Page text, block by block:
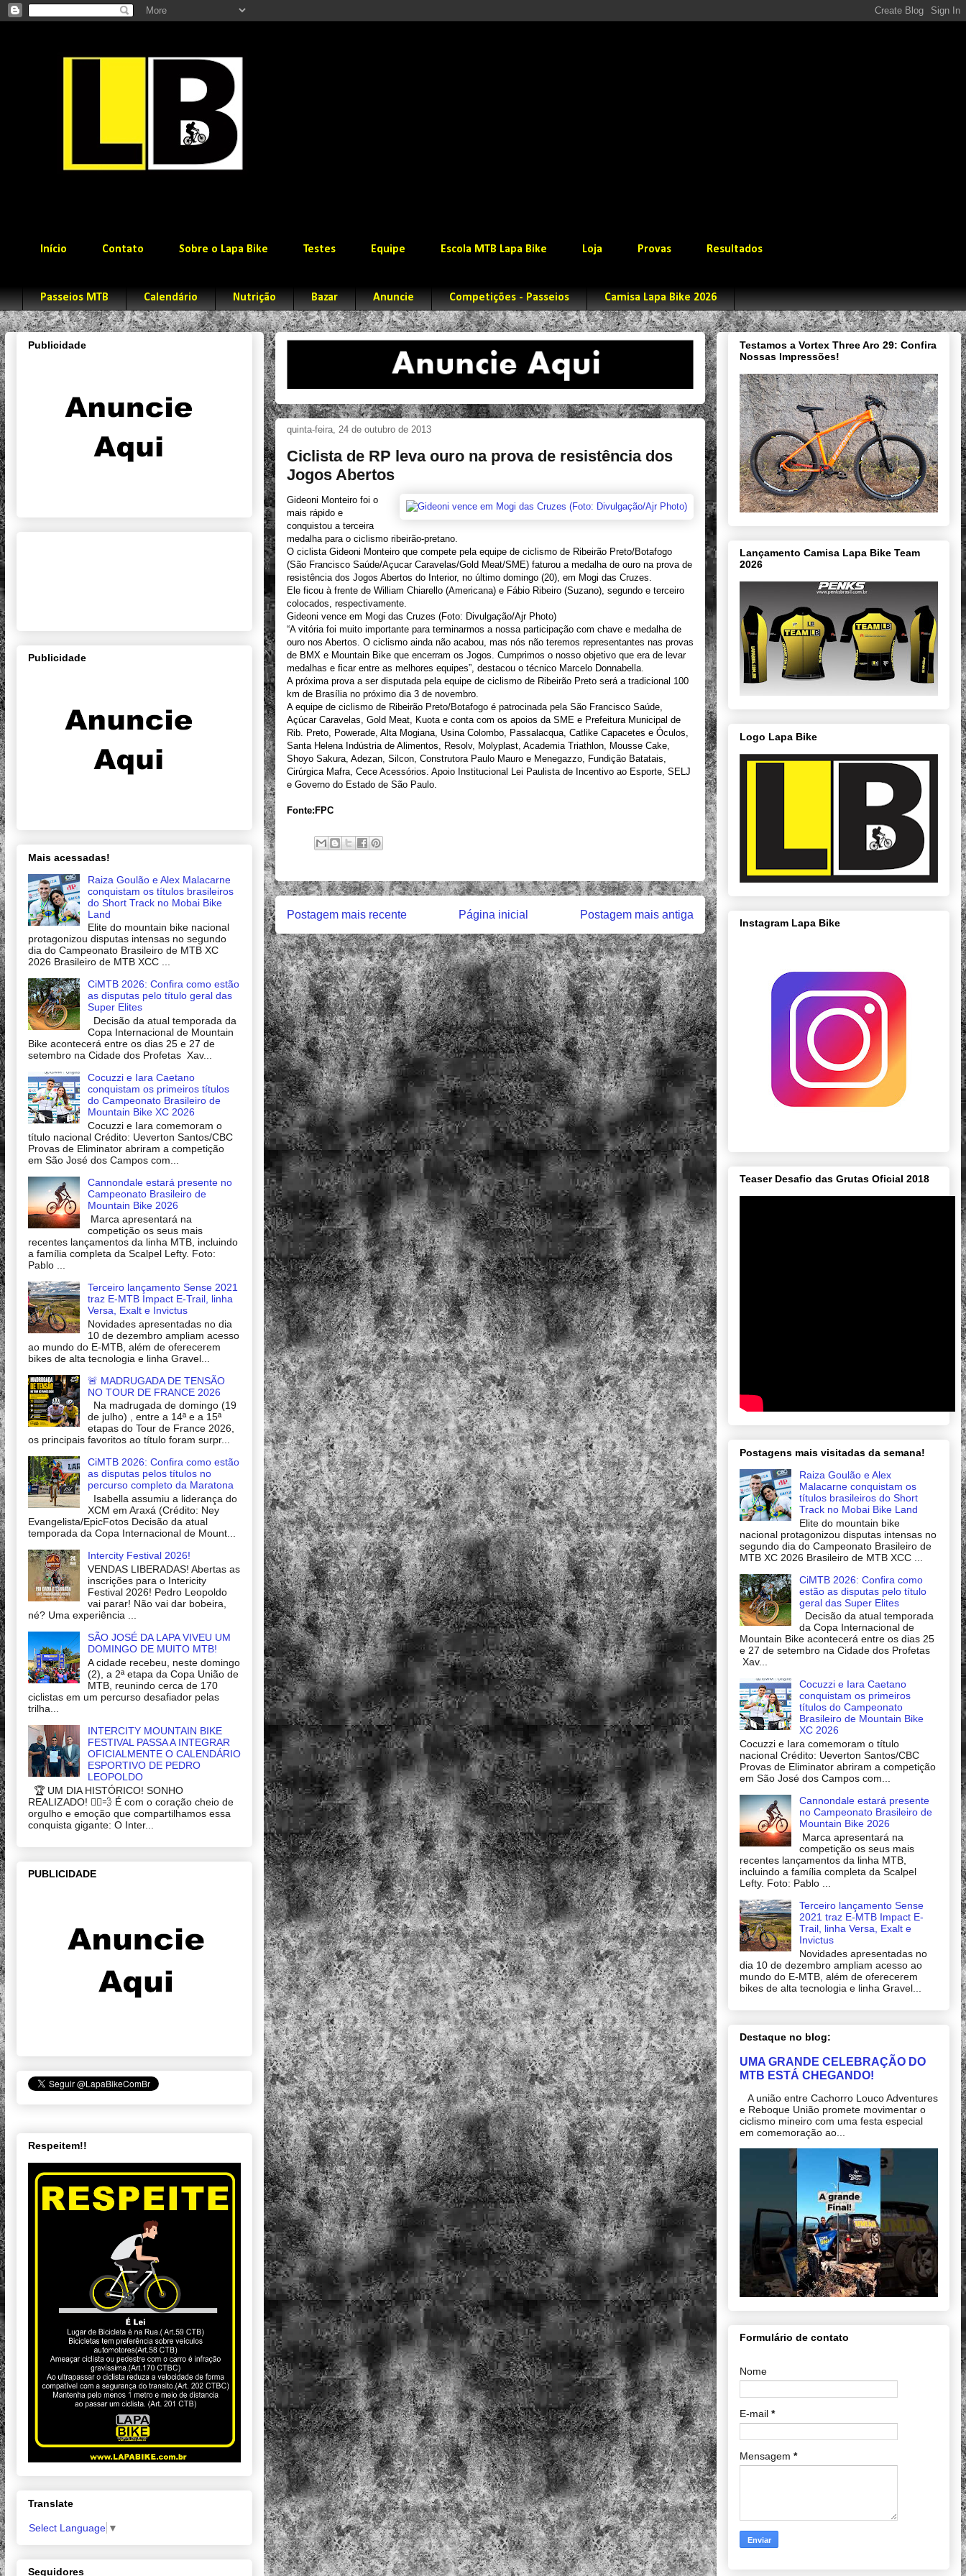
Início Contato Sobre o Lapa Bike Testes Equipe Escola MTB Lapa Bike Loja Provas Resultados
Passeios MTB Calendário Nutrição Bazar Anuncie Competições - Passeios Camisa Lapa Bike 2026
quinta-feira, 24 de outubro de 2013
Ciclista de RP leva ouro na prova de resistência dos
Jogos Abertos
Gideoni Monteiro foi o
mais rápido e
conquistou a terceira
medalha para o ciclismo ribeirão-pretano.
O ciclista Gideoni Monteiro que compete pela equipe de ciclismo de Ribeirão Preto/Botafogo
(São Francisco Saúde/Açucar Caravelas/Gold Meat/SME) faturou a medalha de ouro na prova de
resistência dos Jogos Abertos do Interior, no último domingo (20), em Mogi das Cruzes.
Ele ficou à frente de William Chiarello (Americana) e Fábio Ribeiro (Suzano), segundo e terceiro
colocados, respectivamente.
Gideoni vence em Mogi das Cruzes (Foto: Divulgação/Ajr Photo)
“A vitória foi muito importante para terminarmos a nossa participação com chave e medalha de
ouro nos Abertos. O ciclismo ainda não acabou, mas nós não teremos representantes nas provas
de BMX e Mountain Bike que encerram os Jogos. Cumprimos o nosso objetivo que era de levar
medalhas e ficar entre as melhores equipes”, destacou o técnico Marcelo Donnabella.
A próxima prova a ser disputada pela equipe de ciclismo de Ribeirão Preto será a tradicional 100
km de Brasília no próximo dia 3 de novembro.
A equipe de ciclismo de Ribeirão Preto/Botafogo é patrocinada pela São Francisco Saúde,
Açúcar Caravelas, Gold Meat, Kuota e conta com os apoios da SME e Prefeitura Municipal de
Rib. Preto, Powerade, Alta Mogiana, Usina Colombo, Passalacqua, Catlike Capacetes e Óculos,
Santa Helena Indústria de Alimentos, Resolv, Molyplast, Academia Triathlon, Mousse Cake,
Shoyo Sakura, Adezan, Silcon, Construtora Paulo Mauro e Menegazzo, Fundição Batatais,
Cirúrgica Mafra, Cece Acessórios. Apoio Institucional Lei Paulista de Incentivo ao Esporte, SELJ
e Governo do Estado de São Paulo.
Fonte:FPC
Postagem mais recente Postagem mais antiga
Página inicial
Publicidade
Publicidade
Mais acessadas!
Raiza Goulão e Alex Malacarne
conquistam os títulos brasileiros
do Short Track no Mobai Bike
Land
Elite do mountain bike nacional
protagonizou disputas intensas no segundo
dia do Campeonato Brasileiro de MTB XC
2026 Brasileiro de MTB XCC ...
CiMTB 2026: Confira como estão
as disputas pelo título geral das
Super Elites
Decisão da atual temporada da
Copa Internacional de Mountain
Bike acontecerá entre os dias 25 e 27 de
setembro na Cidade dos Profetas Xav...
Cocuzzi e Iara Caetano
conquistam os primeiros títulos
do Campeonato Brasileiro de
Mountain Bike XC 2026
Cocuzzi e Iara comemoram o
título nacional Crédito: Ueverton Santos/CBC
Provas de Eliminator abriram a competição
em São José dos Campos com...
Cannondale estará presente no
Campeonato Brasileiro de
Mountain Bike 2026
Marca apresentará na
competição os seus mais
recentes lançamentos da linha MTB, incluindo
a família completa da Scalpel Lefty. Foto:
Pablo ...
Terceiro lançamento Sense 2021
traz E-MTB Impact E-Trail, linha
Versa, Exalt e Invictus
Novidades apresentadas no dia
10 de dezembro ampliam acesso
ao mundo do E-MTB, além de oferecerem
bikes de alta tecnologia e linha Gravel...
🚨 MADRUGADA DE TENSÃO
NO TOUR DE FRANCE 2026
Na madrugada de domingo (19
de julho) , entre a 14ª e a 15ª
etapas do Tour de France 2026,
os principais favoritos ao título foram surpr...
CiMTB 2026: Confira como estão
as disputas pelos títulos no
percurso completo da Maratona
Isabella assumiu a liderança do
XCM em Araxá (Crédito: Ney
Evangelista/EpicFotos Decisão da atual
temporada da Copa Internacional de Mount...
Intercity Festival 2026!
VENDAS LIBERADAS! Abertas as
inscrições para o Intericity
Festival 2026! Pedro Leopoldo
vai parar! Não vai dar bobeira,
né? Uma experiência ...
SÃO JOSÉ DA LAPA VIVEU UM
DOMINGO DE MUITO MTB!
A cidade recebeu, neste domingo
(2), a 2ª etapa da Copa União de
MTB, reunindo cerca de 170
ciclistas em um percurso desafiador pelas
trilha...
INTERCITY MOUNTAIN BIKE
FESTIVAL PASSA A INTEGRAR
OFICIALMENTE O CALENDÁRIO
ESPORTIVO DE PEDRO
LEOPOLDO
🏆 UM DIA HISTÓRICO! SONHO
REALIZADO! 🚴‍♂️💨 É com o coração cheio de
orgulho e emoção que compartilhamos essa
conquista gigante: O Inter...
PUBLICIDADE
Respeitem!!
Translate
Select Language ▼
Seguidores
Testamos a Vortex Three Aro 29: Confira
Nossas Impressões!
Lançamento Camisa Lapa Bike Team
2026
Logo Lapa Bike
Instagram Lapa Bike
Teaser Desafio das Grutas Oficial 2018
Postagens mais visitadas da semana!
Raiza Goulão e Alex
Malacarne conquistam os
títulos brasileiros do Short
Track no Mobai Bike Land
Elite do mountain bike
nacional protagonizou disputas intensas no
segundo dia do Campeonato Brasileiro de
MTB XC 2026 Brasileiro de MTB XCC ...
CiMTB 2026: Confira como
estão as disputas pelo título
geral das Super Elites
Decisão da atual temporada
da Copa Internacional de
Mountain Bike acontecerá entre os dias 25
e 27 de setembro na Cidade dos Profetas
Xav...
Cocuzzi e Iara Caetano
conquistam os primeiros
títulos do Campeonato
Brasileiro de Mountain Bike
XC 2026
Cocuzzi e Iara comemoram o título
nacional Crédito: Ueverton Santos/CBC
Provas de Eliminator abriram a competição
em São José dos Campos com...
Cannondale estará presente
no Campeonato Brasileiro de
Mountain Bike 2026
Marca apresentará na
competição os seus mais
recentes lançamentos da linha MTB,
incluindo a família completa da Scalpel
Lefty. Foto: Pablo ...
Terceiro lançamento Sense
2021 traz E-MTB Impact E-
Trail, linha Versa, Exalt e
Invictus
Novidades apresentadas no
dia 10 de dezembro ampliam acesso ao
mundo do E-MTB, além de oferecerem
bikes de alta tecnologia e linha Gravel...
Destaque no blog:
UMA GRANDE CELEBRAÇÃO DO
MTB ESTÁ CHEGANDO!
A união entre Cachorro Louco Adventures
e Reboque União promete movimentar o
ciclismo mineiro com uma festa especial
em comemoração ao...
Formulário de contato
Nome
E-mail *
Mensagem *